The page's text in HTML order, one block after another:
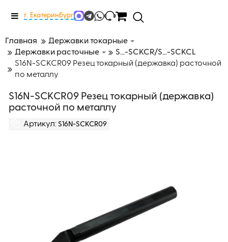
Меню
г. Екатеринбург
Главная
Державки токарные
Державки расточные
S...-SCKCR/S...-SCKCL
S16N-SCKCR09 Резец токарный (державка) расточной
по металлу
S16N-SCKCR09 Резец токарный (державка)
расточной по металлу
Артикул: S16N-SCKCR09